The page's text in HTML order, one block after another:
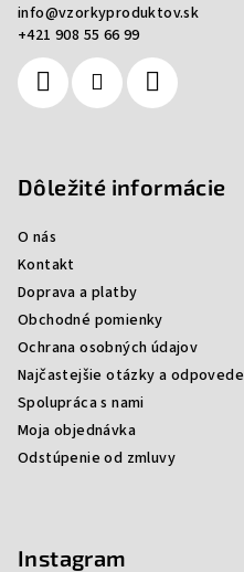
info@vzorkyproduktov.sk
+421 908 55 66 99
Dôležité informácie
O nás
Kontakt
Doprava a platby
Obchodné pomienky
Ochrana osobných údajov
Najčastejšie otázky a odpovede
Spolupráca s nami
Moja objednávka
Odstúpenie od zmluvy
Instagram